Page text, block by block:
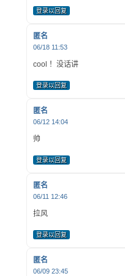
登录以回复
匿名
06/18 11:53
cool ！没话讲
登录以回复
匿名
06/12 14:04
帅
登录以回复
匿名
06/11 12:46
拉风
登录以回复
匿名
06/09 23:45